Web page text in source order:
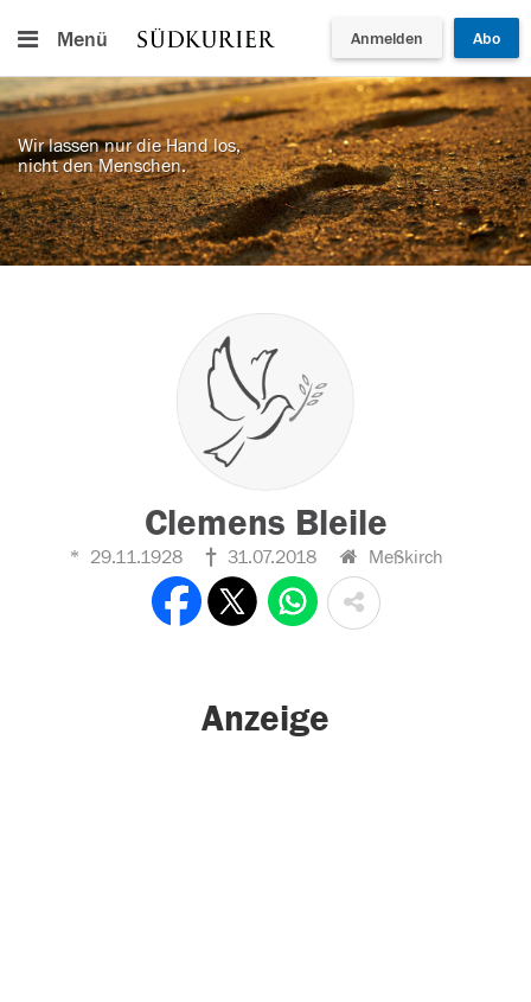
Menü Anmelden Abo
Wir lassen nur die Hand los,
nicht den Menschen.
Clemens Bleile
29.11.1928 31.07.2018 Meßkirch
Anzeige